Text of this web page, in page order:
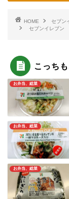
HOME セブン
セブンイレブン
こっち
お弁当、総菜
お弁当、総菜
お弁当、総菜